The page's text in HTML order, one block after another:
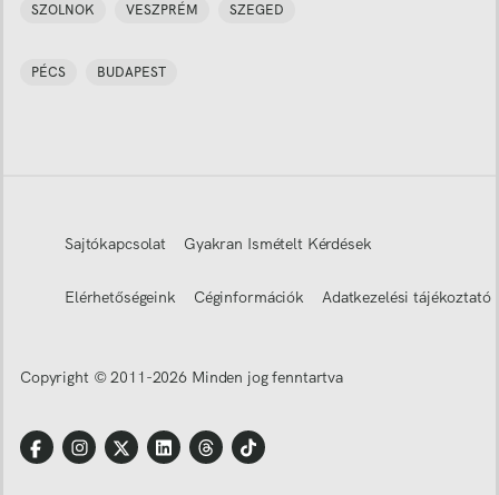
SZOLNOK VESZPRÉM SZEGED
PÉCS BUDAPEST
Sajtókapcsolat Gyakran Ismételt Kérdések
Elérhetőségeink Céginformációk Adatkezelési tájékoztató
Copyright © 2011-2026 Minden jog fenntartva